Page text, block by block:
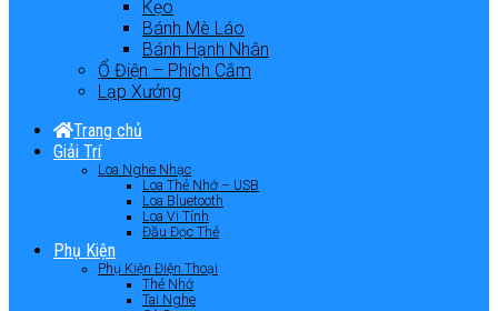
Kẹo
Bánh Mè Láo
Bánh Hạnh Nhân
Ổ Điện – Phích Cắm
Lạp Xưởng
Trang chủ
Giải Trí
Loa Nghe Nhạc
Loa Thẻ Nhớ – USB
Loa Bluetooth
Loa Vi Tính
Đầu Đọc Thẻ
Phụ Kiện
Phụ Kiện Điện Thoại
Thẻ Nhớ
Tai Nghe